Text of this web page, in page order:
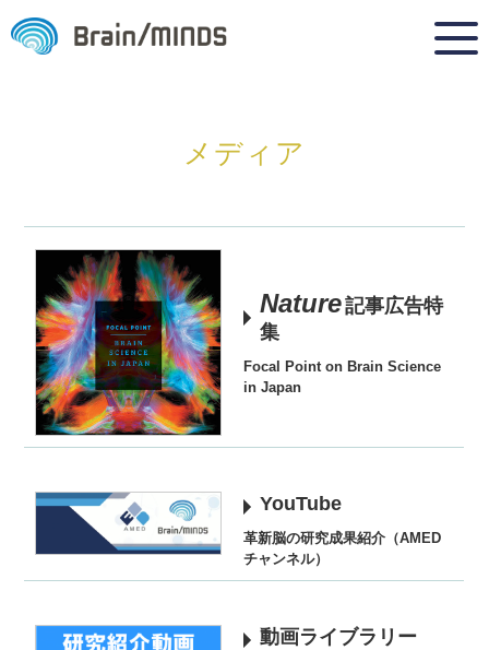
メディア
Nature記事広告特
集
Focal Point on Brain Science
in Japan
YouTube
革新脳の研究成果紹介（AMED
チャンネル）
動画ライブラリー